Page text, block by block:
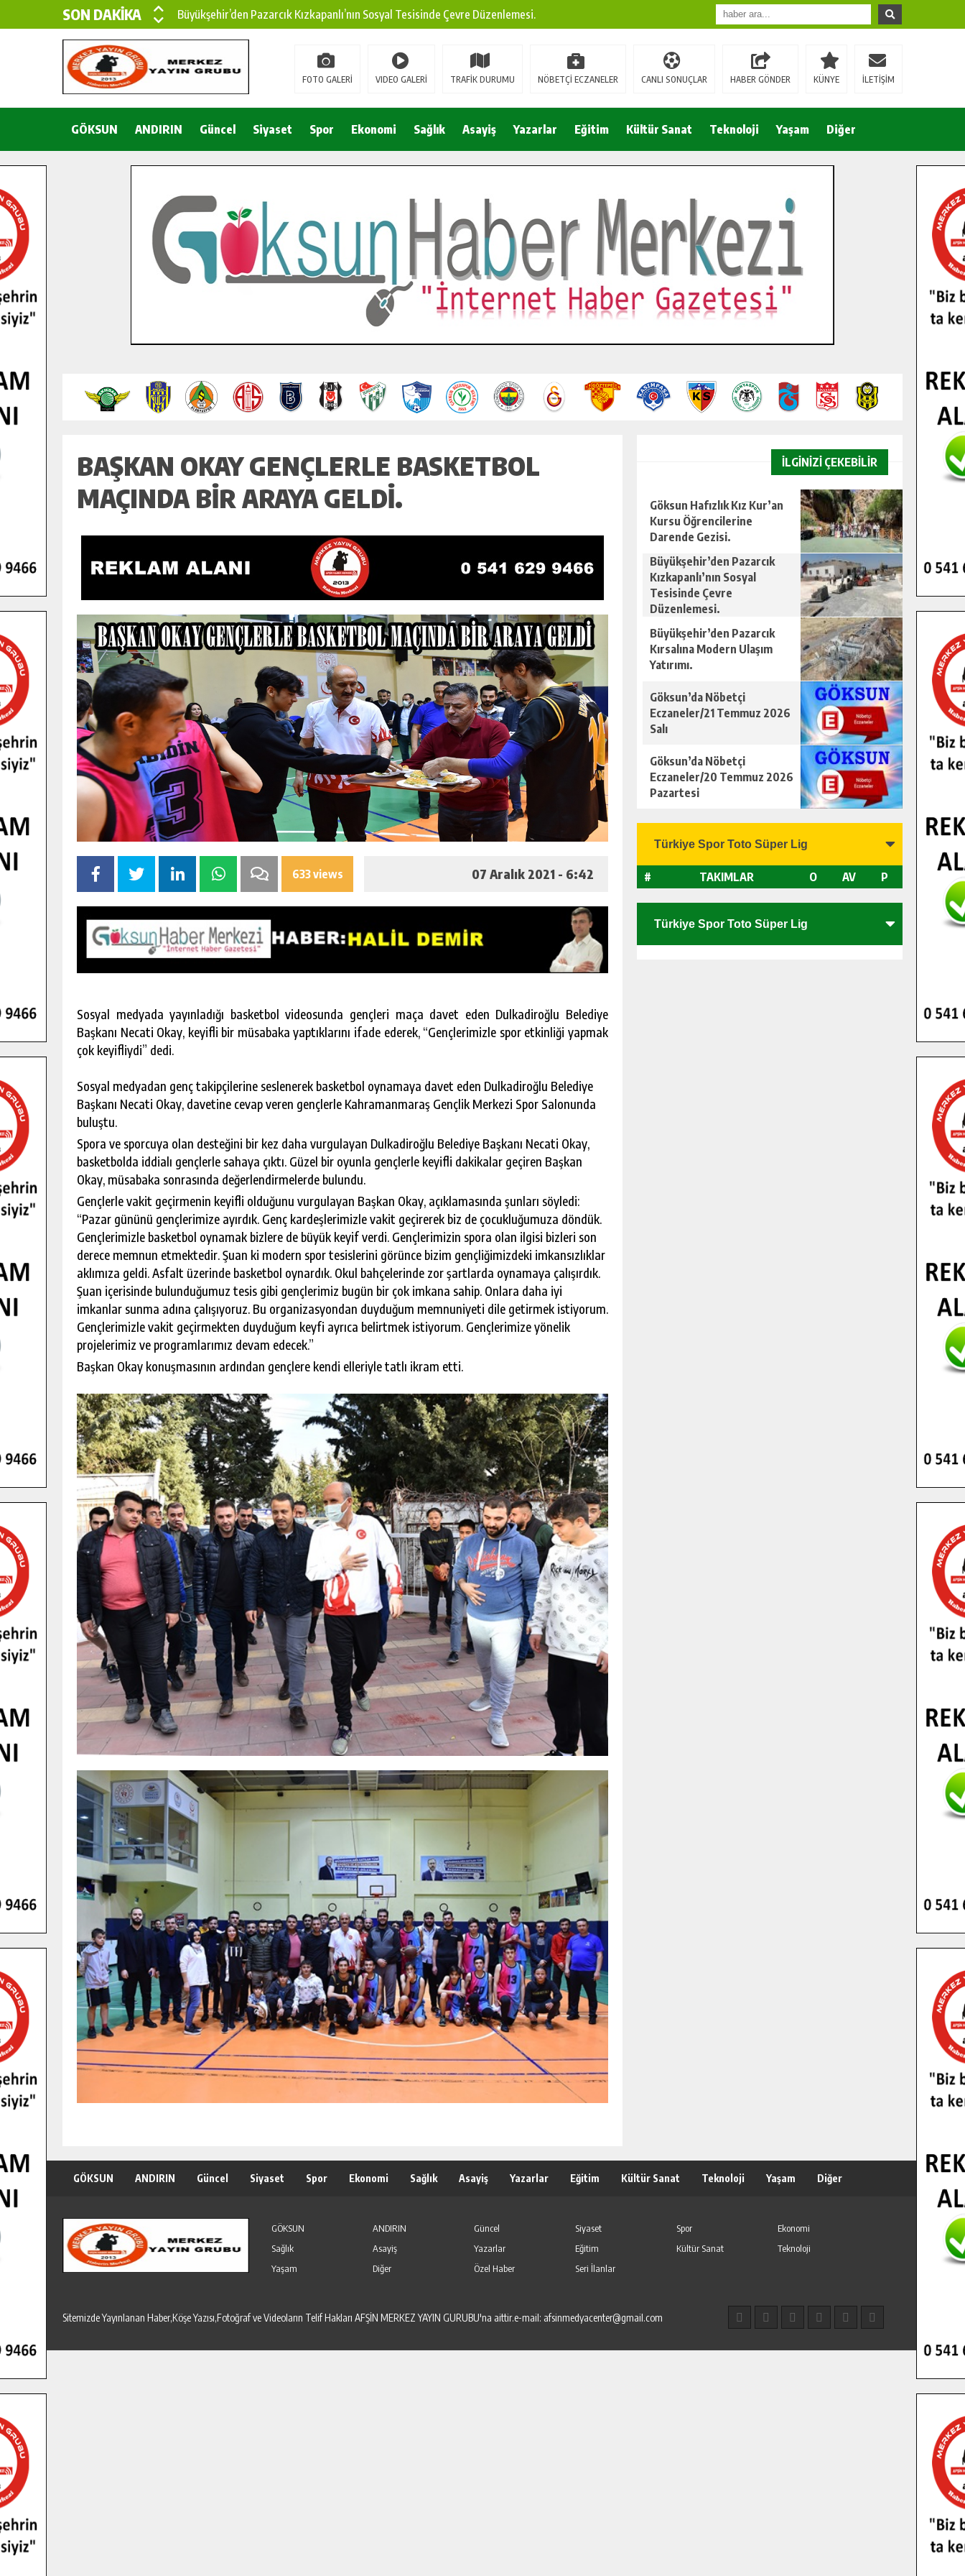
SON DAKİKA
Büyükşehir’den Pazarcık Kızkapanlı’nın Sosyal Tesisinde Çevre Düzenlemesi.
Büyükşehir’den Pazarcık Kırsalına Modern Ulaşım Yatırımı.
Çin’den KSÜ’ye Uluslararası Başarı: Edinilen Bilgi Türk Tarımına Katkı Sağlayacak.
Gençler Pusula Maraş Kampında Yeni Medya ve Fotoğrafçılığı Keşfetti.
İlçe Jandarma Komutanı Karakaya’dan Başkan Cüce’ye Veda Ziyareti.
Bertiz’in Yeni Köprüsünde Sona Doğru.
FOTO GALERİ VIDEO GALERİ TRAFİK DURUMU NÖBETÇİ ECZANELER CANLI SONUÇLAR HABER GÖNDER KÜNYE İLETİŞİM
GÖKSUN ANDIRIN Güncel Siyaset Spor Ekonomi Sağlık Asayiş Yazarlar Eğitim Kültür Sanat Teknoloji Yaşam Diğer
BAŞKAN OKAY GENÇLERLE BASKETBOL
MAÇINDA BİR ARAYA GELDİ.
633 views 07 Aralık 2021 - 6:42
Sosyal medyada yayınladığı basketbol videosunda gençleri maça davet eden Dulkadiroğlu Belediye
Başkanı Necati Okay, keyifli bir müsabaka yaptıklarını ifade ederek, “Gençlerimizle spor etkinliği yapmak
çok keyifliydi” dedi.
Sosyal medyadan genç takipçilerine seslenerek basketbol oynamaya davet eden Dulkadiroğlu Belediye
Başkanı Necati Okay, davetine cevap veren gençlerle Kahramanmaraş Gençlik Merkezi Spor Salonunda
buluştu.
Spora ve sporcuya olan desteğini bir kez daha vurgulayan Dulkadiroğlu Belediye Başkanı Necati Okay,
basketbolda iddialı gençlerle sahaya çıktı. Güzel bir oyunla gençlerle keyifli dakikalar geçiren Başkan
Okay, müsabaka sonrasında değerlendirmelerde bulundu.
Gençlerle vakit geçirmenin keyifli olduğunu vurgulayan Başkan Okay, açıklamasında şunları söyledi:
“Pazar gününü gençlerimize ayırdık. Genç kardeşlerimizle vakit geçirerek biz de çocukluğumuza döndük.
Gençlerimizle basketbol oynamak bizlere de büyük keyif verdi. Gençlerimizin spora olan ilgisi bizleri son
derece memnun etmektedir. Şuan ki modern spor tesislerini görünce bizim gençliğimizdeki imkansızlıklar
aklımıza geldi. Asfalt üzerinde basketbol oynardık. Okul bahçelerinde zor şartlarda oynamaya çalışırdık.
Şuan içerisinde bulunduğumuz tesis gibi gençlerimiz bugün bir çok imkana sahip. Onlara daha iyi
imkanlar sunma adına çalışıyoruz. Bu organizasyondan duyduğum memnuniyeti dile getirmek istiyorum.
Gençlerimizle vakit geçirmekten duyduğum keyfi ayrıca belirtmek istiyorum. Gençlerimize yönelik
projelerimiz ve programlarımız devam edecek.”
Başkan Okay konuşmasının ardından gençlere kendi elleriyle tatlı ikram etti.
İLGİNİZİ ÇEKEBİLİR
Göksun Hafızlık Kız Kur’an
Kursu Öğrencilerine
Darende Gezisi.
Büyükşehir’den Pazarcık
Kızkapanlı’nın Sosyal
Tesisinde Çevre
Düzenlemesi.
Büyükşehir’den Pazarcık
Kırsalına Modern Ulaşım
Yatırımı.
Göksun’da Nöbetçi
Eczaneler/21 Temmuz 2026
Salı
Göksun’da Nöbetçi
Eczaneler/20 Temmuz 2026
Pazartesi
# TAKIMLAR O AV P
GÖKSUN ANDIRIN Güncel Siyaset Spor Ekonomi Sağlık Asayiş Yazarlar Eğitim Kültür Sanat Teknoloji Yaşam Diğer
GÖKSUN ANDIRIN Güncel Siyaset Spor
Ekonomi
Sağlık
Asayiş Yazarlar Eğitim Kültür Sanat
Teknoloji
Yaşam
Diğer Özel Haber Seri İlanlar
Sitemizde Yayınlanan Haber,Köşe Yazısı,Fotoğraf ve Videoların Telif Hakları AFŞİN MERKEZ YAYIN GURUBU'na aittir.e-mail: afsinmedyacenter@gmail.com